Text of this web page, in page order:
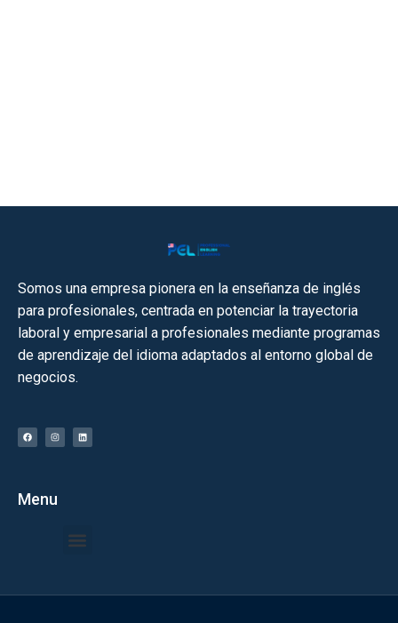
Somos una empresa pionera en la enseñanza de inglés
para profesionales, centrada en potenciar la trayectoria
laboral y empresarial a profesionales mediante programas
de aprendizaje del idioma adaptados al entorno global de
negocios.​
Menu